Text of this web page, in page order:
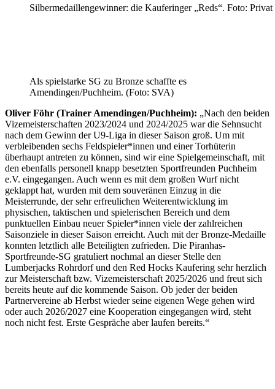
Silbermedaillengewinner: die Kauferinger „Reds“. Foto: Privat
Als spielstarke SG zu Bronze schaffte es
Amendingen/Puchheim. (Foto: SVA)
Oliver Föhr (Trainer Amendingen/Puchheim): „Nach den beiden
Vizemeisterschaften 2023/2024 und 2024/2025 war die Sehnsucht
nach dem Gewinn der U9-Liga in dieser Saison groß. Um mit
verbleibenden sechs Feldspieler*innen und einer Torhüterin
überhaupt antreten zu können, sind wir eine Spielgemeinschaft, mit
den ebenfalls personell knapp besetzten Sportfreunden Puchheim
e.V. eingegangen. Auch wenn es mit dem großen Wurf nicht
geklappt hat, wurden mit dem souveränen Einzug in die
Meisterrunde, der sehr erfreulichen Weiterentwicklung im
physischen, taktischen und spielerischen Bereich und dem
punktuellen Einbau neuer Spieler*innen viele der zahlreichen
Saisonziele in dieser Saison erreicht. Auch mit der Bronze-Medaille
konnten letztlich alle Beteiligten zufrieden. Die Piranhas-
Sportfreunde-SG gratuliert nochmal an dieser Stelle den
Lumberjacks Rohrdorf und den Red Hocks Kaufering sehr herzlich
zur Meisterschaft bzw. Vizemeisterschaft 2025/2026 und freut sich
bereits heute auf die kommende Saison. Ob jeder der beiden
Partnervereine ab Herbst wieder seine eigenen Wege gehen wird
oder auch 2026/2027 eine Kooperation eingegangen wird, steht
noch nicht fest. Erste Gespräche aber laufen bereits.“